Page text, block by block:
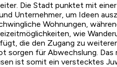
Die Stadt punktet mit
Unternehmer, um Ideen
Wohnungen,
wie
die den Zugang zu
für Abwechslung. Das
ist somit ein verstecktes